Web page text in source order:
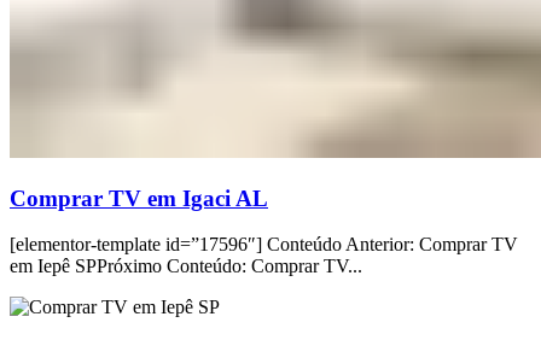
Comprar TV em Igaci AL
[elementor-template id=”17596″] Conteúdo Anterior: Comprar TV
em Iepê SPPróximo Conteúdo: Comprar TV...